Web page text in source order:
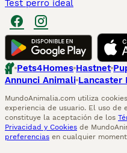
Test perro ideal
Pets4Homes Hastnet
Annunci Animali Lancaster
MundoAnimalia.com utiliza
experiencia de usuario. El uso de
constituye la aceptación de los
Privacidad y Cookies de
preferencias en cualquier